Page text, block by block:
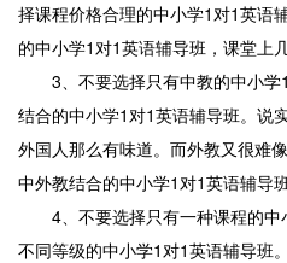
择课程价格合理的中小学1对1英语
的中小学1对1英语辅导班，课堂上
3、不要选择只有中教的中小学
结合的中小学1对1英语辅导班。说
外国人那么有味道。而外教又很难
中外教结合的中小学1对1英语辅导
4、不要选择只有一种课程的中
不同等级的中小学1对1英语辅导班